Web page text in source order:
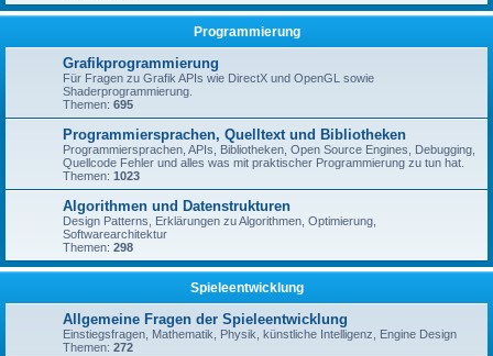
Programmierung
Grafikprogrammierung
Für Fragen zu Grafik APIs wie DirectX und OpenGL sowie
Shaderprogrammierung.
Themen: 695
Programmiersprachen, Quelltext und Bibliotheken
Programmiersprachen, APIs, Bibliotheken, Open Source Engines, Debugging,
Quellcode Fehler und alles was mit praktischer Programmierung zu tun hat.
Themen: 1023
Algorithmen und Datenstrukturen
Design Patterns, Erklärungen zu Algorithmen, Optimierung,
Softwarearchitektur
Themen: 298
Spieleentwicklung
Allgemeine Fragen der Spieleentwicklung
Einstiegsfragen, Mathematik, Physik, künstliche Intelligenz, Engine Design
Themen: 272